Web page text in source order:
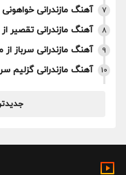
7 آهنگ مازندرانی
8 آهنگ مازندرانی تقصیر
9 آهنگ مازندرانی سرباز
10 آهنگ مازندرانی گزلیم